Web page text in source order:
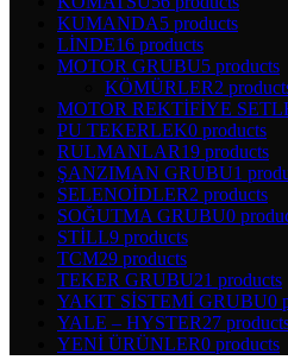
KUMANDA5 products
LİNDE16 products
MOTOR GRUBU5 products
KÖMÜRLER2
MOTOR REKTİFİYE
PU TEKERLEK0 products
RULMANLAR19 products
ŞANZIMAN GRUBU1
SELENOİDLER2 products
SOĞUTMA GRUBU0
STİLL9 products
TCM29 products
TEKER GRUBU21 products
YAKIT SİSTEMİ GRUBU0
YALE – HYSTER27
YENİ ÜRÜNLER0 products